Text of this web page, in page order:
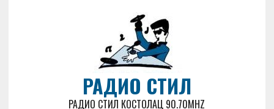
РАДИО СТИЛ
РАДИО СТИЛ КОСТОЛАЦ 90.70MHZ